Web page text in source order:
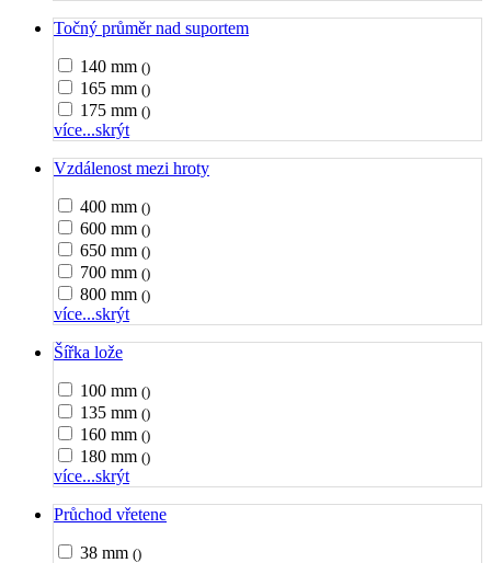
Točný průměr nad suportem
140 mm ()
165 mm ()
175 mm ()
více...skrýt
Vzdálenost mezi hroty
400 mm ()
600 mm ()
650 mm ()
700 mm ()
800 mm ()
více...skrýt
Šířka lože
100 mm ()
135 mm ()
160 mm ()
180 mm ()
více...skrýt
Průchod vřetene
38 mm ()